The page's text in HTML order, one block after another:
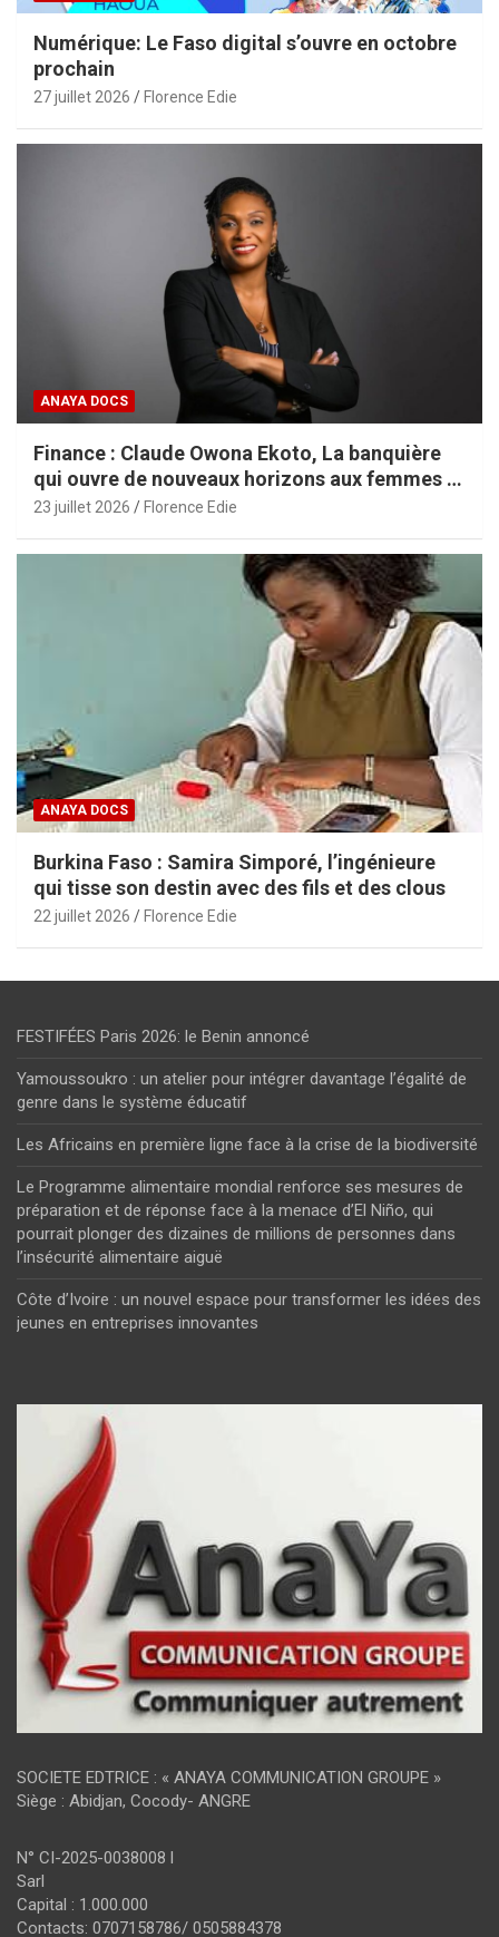
Numérique: Le Faso digital s’ouvre en octobre
prochain
27 juillet 2026 Florence Edie
ANAYA DOCS
Finance : Claude Owona Ekoto, La banquière
qui ouvre de nouveaux horizons aux femmes et
aux PME africaines
23 juillet 2026 Florence Edie
ANAYA DOCS
Burkina Faso : Samira Simporé, l’ingénieure
qui tisse son destin avec des fils et des clous
22 juillet 2026 Florence Edie
FESTIFÉES Paris 2026: le Benin annoncé
Yamoussoukro : un atelier pour intégrer davantage l’égalité de
genre dans le système éducatif
Les Africains en première ligne face à la crise de la biodiversité
Le Programme alimentaire mondial renforce ses mesures de
préparation et de réponse face à la menace d’El Niño, qui
pourrait plonger des dizaines de millions de personnes dans
l’insécurité alimentaire aiguë
Côte d’Ivoire : un nouvel espace pour transformer les idées des
jeunes en entreprises innovantes
SOCIETE EDTRICE : « ANAYA COMMUNICATION GROUPE »
Siège : Abidjan, Cocody- ANGRE
N° CI-2025-0038008 l
Sarl
Capital : 1.000.000
Contacts: 0707158786/ 0505884378